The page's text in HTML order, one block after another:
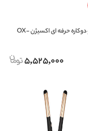
اتو مو دوکاره حرفه ای اکسیژن OX-
5,525,000